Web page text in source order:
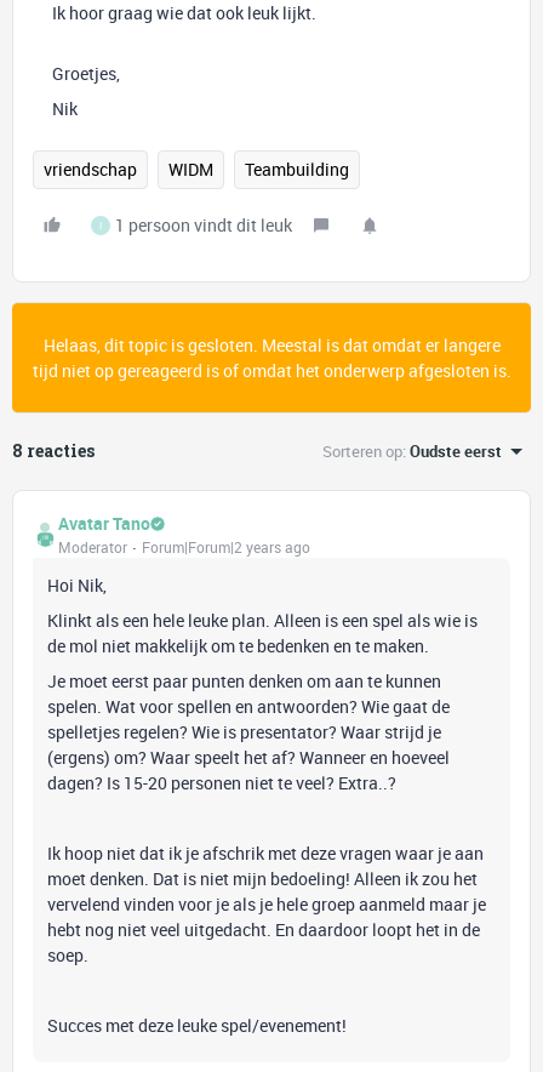
Ik hoor graag wie dat ook leuk lijkt.
Groetjes,
Nik
vriendschap WIDM Teambuilding
I 1 persoon vindt dit leuk
Helaas, dit topic is gesloten. Meestal is dat omdat er langere
tijd niet op gereageerd is of omdat het onderwerp afgesloten is.
8 reacties Sorteren op:Oudste eerst
Avatar Tano
Moderator Forum|Forum|2 years ago
Hoi Nik,
Klinkt als een hele leuke plan. Alleen is een spel als wie is
de mol niet makkelijk om te bedenken en te maken.
Je moet eerst paar punten denken om aan te kunnen
spelen. Wat voor spellen en antwoorden? Wie gaat de
spelletjes regelen? Wie is presentator? Waar strijd je
(ergens) om? Waar speelt het af? Wanneer en hoeveel
dagen? Is 15-20 personen niet te veel? Extra..?
​​​​​​Ik hoop niet dat ik je afschrik met deze vragen waar je aan
moet denken. Dat is niet mijn bedoeling! Alleen ik zou het
vervelend vinden voor je als je hele groep aanmeld maar je
hebt nog niet veel uitgedacht. En daardoor loopt het in de
soep.
Succes met deze leuke spel/evenement!